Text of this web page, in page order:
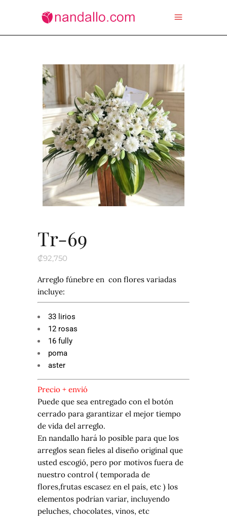
Tr-69
₡92,750
Arreglo fúnebre en con flores variadas
incluye:
33 lirios
12 rosas
16 fully
poma
aster
Precio + envió
Puede que sea entregado con el botón
cerrado para garantizar el mejor tiempo
de vida del arreglo.
En nandallo hará lo posible para que los
arreglos sean fieles al diseño original que
usted escogió, pero por motivos fuera de
nuestro control ( temporada de
flores,frutas escasez en el país, etc ) los
elementos podrían variar, incluyendo
peluches, chocolates, vinos, etc